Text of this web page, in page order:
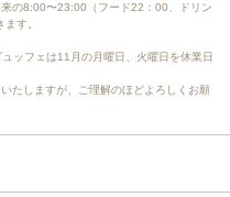
の8:00〜23:00（フード22：00、ドリン
す。
ッフェは11月の月曜日、火曜日を休業日
たしますが、ご理解のほどよろしくお願